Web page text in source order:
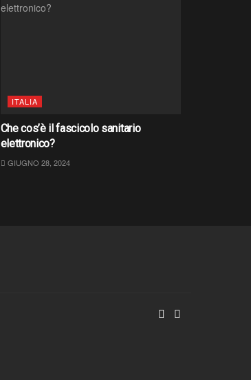
ITALIA
Che cos’è il fascicolo sanitario
elettronico?
GIUGNO 28, 2024